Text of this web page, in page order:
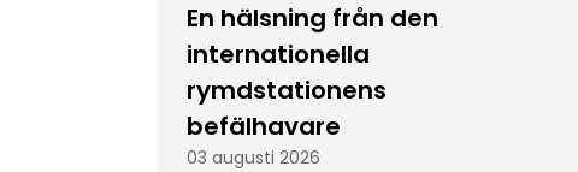
En hälsning från den
internationella
rymdstationens
befälhavare
03 augusti 2026